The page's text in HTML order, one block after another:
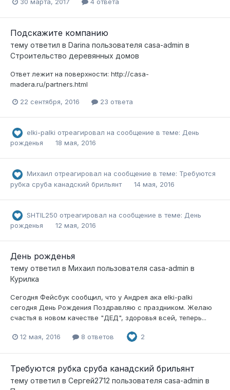
30 марта, 2017 4 ответа
Подскажите компанию
тему ответил в Darina пользователя casa-admin в
Строительство деревянных домов
Ответ лежит на поверхности: http://casa-
madera.ru/partners.html
22 сентября, 2016 23 ответа
elki-palki отреагировал на сообщение в теме: День
рожденья
18 мая, 2016
Михаил отреагировал на сообщение в теме: Требуются
рубка сруба канадский брильянт
14 мая, 2016
SHTIL250 отреагировал на сообщение в теме: День
рожденья
12 мая, 2016
День рожденья
тему ответил в Михаил пользователя casa-admin в
Курилка
Сегодня Фейсбук сообщил, что у Андрея ака elki-palki
сегодня День Рождения Поздравляю с праздником. Желаю
счастья в новом качестве "ДЕД", здоровья всей, теперь...
12 мая, 2016 8 ответов 2
Требуются рубка сруба канадский брильянт
тему ответил в Сергей2712 пользователя casa-admin в